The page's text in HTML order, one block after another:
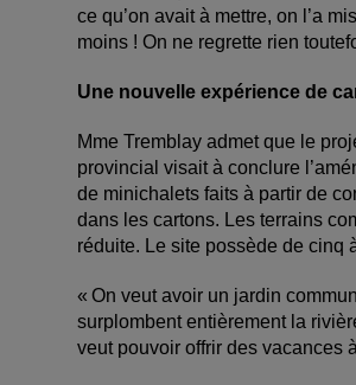
ce qu’on avait à mettre, on l’a
moins ! On ne regrette rien
Une nouvelle expérience de
Mme Tremblay admet que le
provincial visait à conclure
de minichalets faits à partir de
dans les cartons. Les terrains
réduite. Le site possède de cinq
« On veut avoir un jardin
surplombent entièrement la
veut pouvoir offrir des vacances